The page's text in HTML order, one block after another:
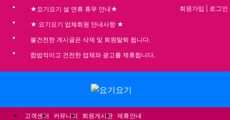
★요기요기 설 연휴 휴무 안내★
★ 요기요기 업체회원 안내사항 ★
불건전한 게시글은 삭제 및 회원탈퇴 됩니다.
합법적이고 건전한 업체와 광고를 제휴합니다.
회원가입 로그인
고객센터 커뮤니티 회원게시판 제휴안내